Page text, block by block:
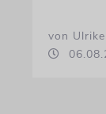
von